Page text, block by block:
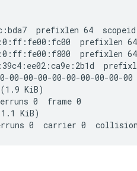
prefixlen 64
prefixlen
prefixlen
00-00-00-00-00-00-00-00-
KiB)
0  frame 0
KiB)